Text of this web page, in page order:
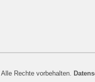
Alle Rechte vorbehalten.